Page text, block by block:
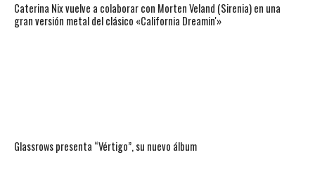
Caterina Nix vuelve a colaborar con Morten Veland (Sirenia) en una
gran versión metal del clásico «California Dreamin'»
Glassrows presenta “Vértigo”, su nuevo álbum